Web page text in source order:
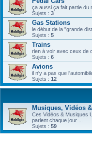
ça aussi ça fait partie du
Sujets : 3
Gas Stations
le début de la "grande
Sujets : 5
Trains
rien à voir avec ceux de
Sujets : 6
Avions
il n'y a pas que
Sujets : 12
Musiques, Vidéos
Ces Vidéos & Musiques
parlent chaque jour ...
Sujets : 59